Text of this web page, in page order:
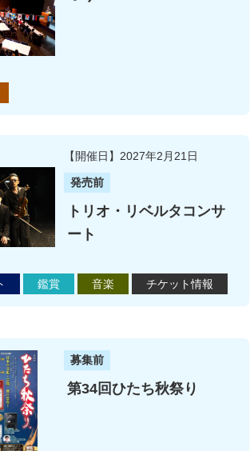
【開催日】2027年2月21日
発売前
トリオ・リベルタコンサ
ート
鑑賞 音楽 チケット情報
上野耕平 SAXOPHONE
募集前
第34回ひたち秋祭り